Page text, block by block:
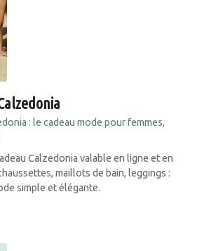
: le cadeau mode pour femmes,
Calzedonia valable en ligne et en
maillots de bain, leggings :
simple et élégante.